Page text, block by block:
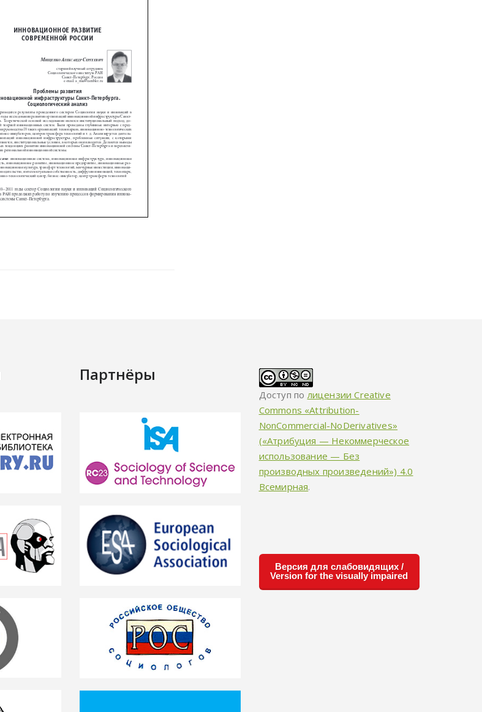
Партнёры
Доступ полицензии Creative
Commons «Attribution-
NonCommercial-NoDerivatives»
(«Атрибуция — Некоммерческое
использование — Без
производных произведений») 4.0
Всемирная.
Версия для слабовидящих /
Version for the visually impaired